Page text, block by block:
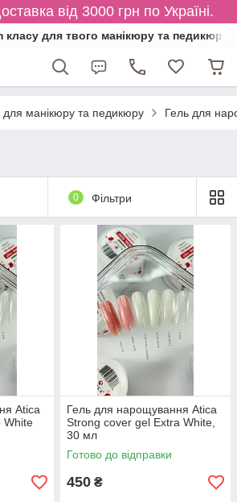
від 3000 грн по Україні.
класу для твого манікюру та педикюру
для манікюру та педикюру Гель для
0 Фільтри
Atica
White
Гель для нарощування Atica
Strong cover gel Extra White,
30 мл
Готово до відправки
450 ₴